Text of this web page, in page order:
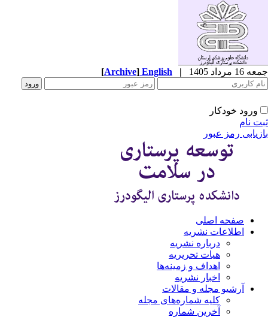
مرداد 1405 |
English
[Archive]
ورود خودکار
نام
رمز عبور
صفحه اصلی
اطلاعات نشریه
درباره نشریه
هیات تحریریه
اهداف و زمینه‌ها
اخبار نشریه
آرشیو مجله و مقالات
کلیه شماره‌های مجله
آخرین شماره